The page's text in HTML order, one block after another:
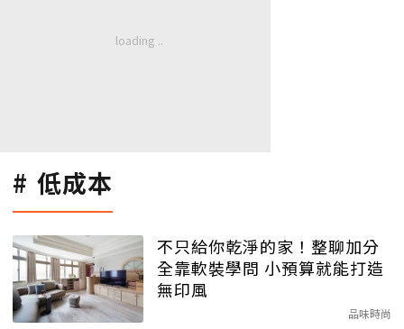
低成本
不只給你乾淨的家！整聊加分
全靠軟裝學問 小預算就能打造
無印風
品味時尚